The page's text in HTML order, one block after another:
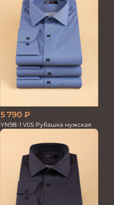
5 790 ₽
YN98-1 V05 Рубашка мужская